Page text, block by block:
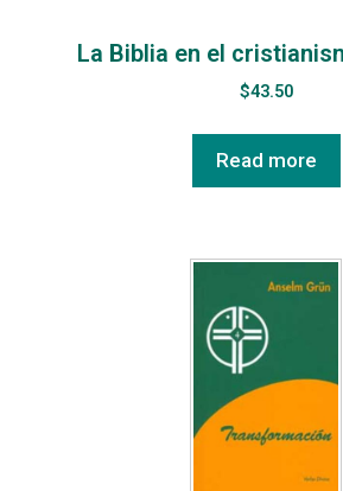
La Biblia en el
$43.50
Read more